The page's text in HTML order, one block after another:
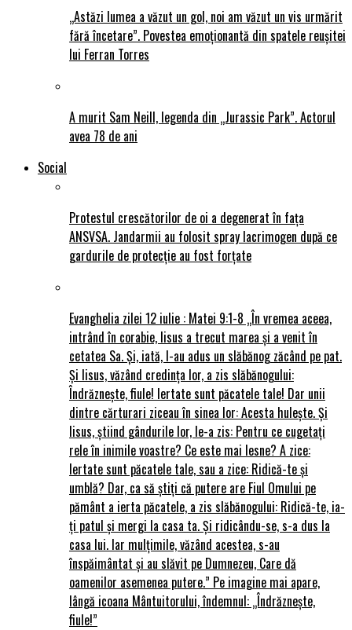
„Astăzi lumea a văzut un gol, noi am văzut un vis urmărit
fără încetare”. Povestea emoționantă din spatele reușitei
lui Ferran Torres
A murit Sam Neill, legenda din „Jurassic Park”. Actorul
avea 78 de ani
Social
Protestul crescătorilor de oi a degenerat în fața
ANSVSA. Jandarmii au folosit spray lacrimogen după ce
gardurile de protecție au fost forțate
Evanghelia zilei 12 iulie : Matei 9:1-8 „În vremea aceea,
intrând în corabie, Iisus a trecut marea și a venit în
cetatea Sa. Și, iată, I-au adus un slăbănog zăcând pe pat.
Și Iisus, văzând credința lor, a zis slăbănogului:
Îndrăznește, fiule! Iertate sunt păcatele tale! Dar unii
dintre cărturari ziceau în sinea lor: Acesta hulește. Și
Iisus, știind gândurile lor, le-a zis: Pentru ce cugetați
rele în inimile voastre? Ce este mai lesne? A zice:
Iertate sunt păcatele tale, sau a zice: Ridică-te și
umblă? Dar, ca să știți că putere are Fiul Omului pe
pământ a ierta păcatele, a zis slăbănogului: Ridică-te, ia-
ți patul și mergi la casa ta. Și ridicându-se, s-a dus la
casa lui. Iar mulțimile, văzând acestea, s-au
înspăimântat și au slăvit pe Dumnezeu, Care dă
oamenilor asemenea putere.” Pe imagine mai apare,
lângă icoana Mântuitorului, îndemnul: „Îndrăznește,
fiule!”